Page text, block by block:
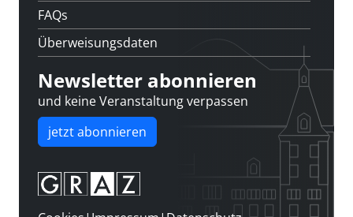
FAQs
Überweisungsdaten
Newsletter abonnieren
und keine Veranstaltung verpassen
jetzt abonnieren